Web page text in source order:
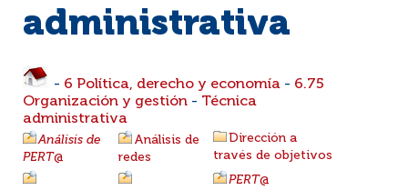
administrativa
- 6 Política, derecho y economía - 6.75
Organización y gestión - Técnica
administrativa
Análisis de
PERT@
Análisis de
redes
Dirección a
través de objetivos
PERT@